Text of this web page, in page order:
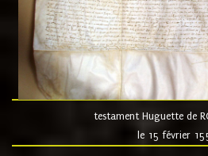
testament Huguette de
le 15 février